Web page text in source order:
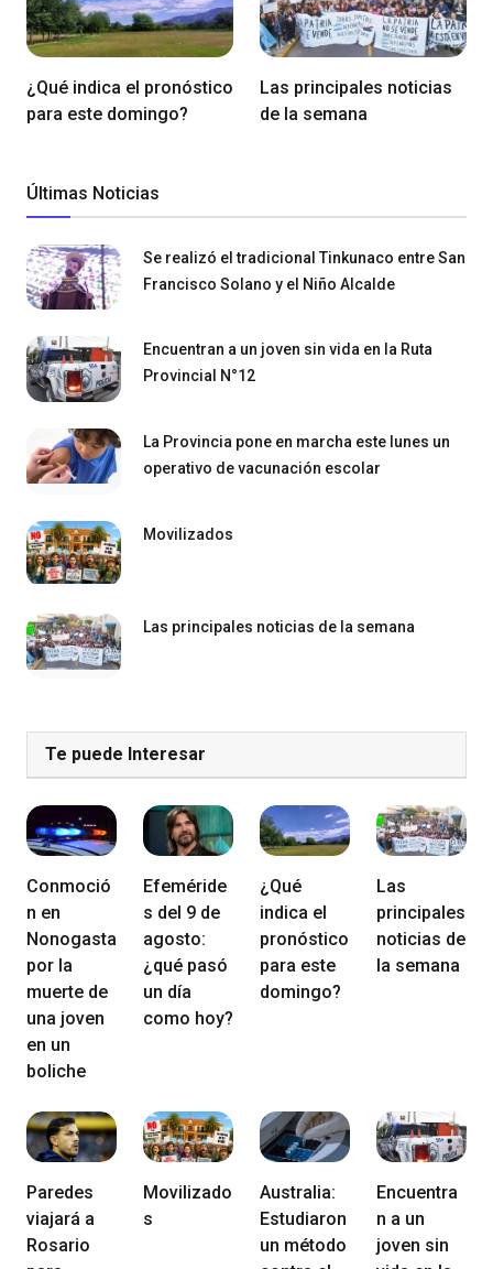
¿Qué indica el pronóstico
para este domingo?
Las principales noticias
de la semana
Últimas Noticias
Se realizó el tradicional Tinkunaco entre San
Francisco Solano y el Niño Alcalde
Encuentran a un joven sin vida en la Ruta
Provincial N°12
La Provincia pone en marcha este lunes un
operativo de vacunación escolar
Movilizados
Las principales noticias de la semana
Te puede Interesar
Conmoció
n en
Nonogasta
por la
muerte de
una joven
en un
boliche
Efeméride
s del 9 de
agosto:
¿qué pasó
un día
como hoy?
¿Qué
indica el
pronóstico
para este
domingo?
Las
principales
noticias de
la semana
Paredes
viajará a
Rosario
Movilizado
s
Australia:
Estudiaron
un método
Encuentra
n a un
joven sin